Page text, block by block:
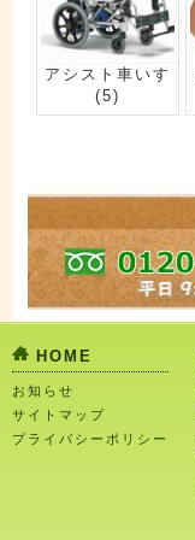
アシスト車いす
(5)
HOME
お知らせ
サイトマップ
プライバシーポリシー